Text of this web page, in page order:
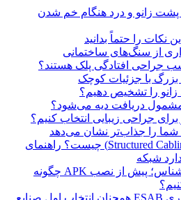
پشت زانو و درد هنگام خم شدن
نکات را حتماً بدانید
از سنگ‌های ساختمانی
جراحی افتادگی پلک هستند؟
بزرگ با جزئیات کوچک
را تشخیص دهیم؟
دریافت دیه می‌شود؟
جراحی زیبایی انتخاب کنیم؟
شبکه ساختاریافته (Structured Cabling) چیست؟ راهنمای
شبکه
اثر انگشت یک فایل ناشناس؛ پیش از نصب APK چگونه
چرا محصولات جوشکاری ESAB همچنان انتخاب اول صنایع